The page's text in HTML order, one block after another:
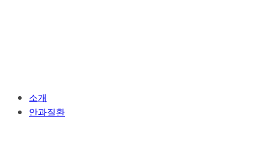
소개
안과질환